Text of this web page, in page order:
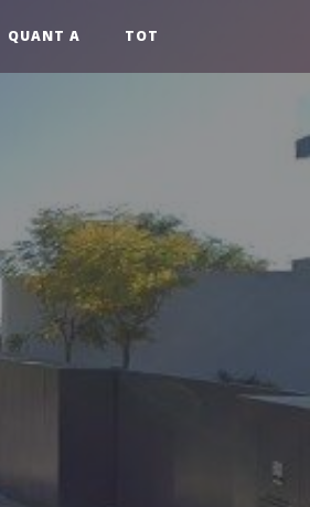
QUANT A TOT